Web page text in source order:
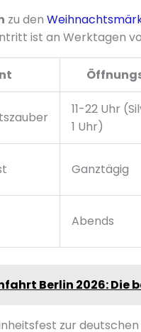
zu den
ist an Werktagen
11-22 Uhr
1 Uhr)
Ganztägig
Abends
Berlin 2026: Die
zur